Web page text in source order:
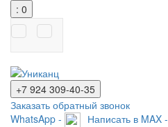
: 0
+7 924 309-40-35
Заказать обратный звонок
WhatsApp -
Написать в MAX -